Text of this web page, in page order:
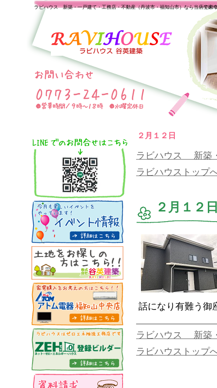
２月１２日
一生の
ラビハウス 新築・一戸建て・工務店・不動産（丹波市・福知山市）なら当店で家
ラビハウス 新築
ラビハウストップ
２月１２
話になり有難う御
ラビハウス 新築
ラビハウストップ